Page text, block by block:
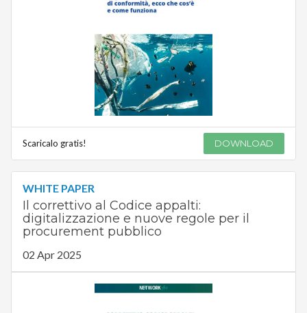
Scaricalo gratis! DOWNLOAD
WHITE PAPER
Il correttivo al Codice appalti:
digitalizzazione e nuove regole per il
procurement pubblico
02 Apr 2025